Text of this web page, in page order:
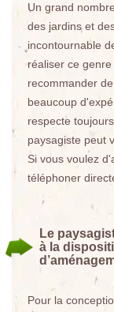
Un grand
des jardins et
incontournable
réaliser ce
recommander
beaucoup
respecte
paysagiste peut
Si vous voulez
téléphoner
Le
à la
Pour la